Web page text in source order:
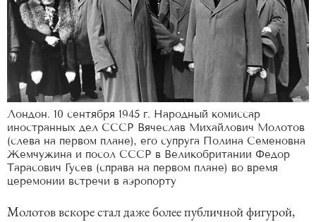
Лондон. 10 сентября 1945 г. Народный комиссар
иностранных дел СССР Вячеслав Михайлович Молотов
(слева на первом плане), его супруга Полина Семеновна
Жемчужина и посол СССР в Великобритании Федор
Тарасович Гусев (справа на первом плане) во время
церемонии встречи в аэропорту
Молотов вскоре стал даже более публичной фигурой,